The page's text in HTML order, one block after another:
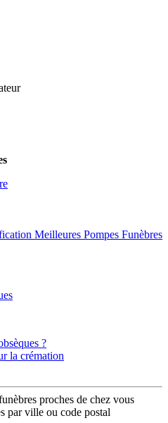
Meilleures Pompes Funèbres
?
la crémation
proches de chez vous
par ville ou code postal